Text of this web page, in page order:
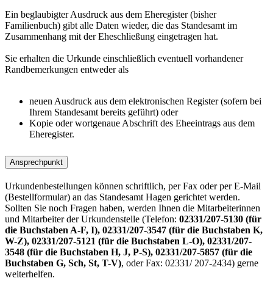
Ein beglaubigter Ausdruck aus dem Eheregister (bisher
Familienbuch) gibt alle Daten wieder, die das Standesamt im
Zusammenhang mit der Eheschließung eingetragen hat.
Sie erhalten die Urkunde einschließlich eventuell vorhandener
Randbemerkungen entweder als
neuen Ausdruck aus dem elektronischen Register (sofern bei
Ihrem Standesamt bereits geführt) oder
Kopie oder wortgenaue Abschrift des Eheeintrags aus dem
Eheregister.
Ansprechpunkt
Urkundenbestellungen können schriftlich, per Fax oder per E-Mail
(Bestellformular) an das Standesamt Hagen gerichtet werden.
Sollten Sie noch Fragen haben, werden Ihnen die Mitarbeiterinnen
und Mitarbeiter der Urkundenstelle (Telefon: 02331/207-5130 (für
die Buchstaben A-F, I), 02331/207-3547 (für die Buchstaben K,
W-Z), 02331/207-5121 (für die Buchstaben L-O), 02331/207-
3548 (für die Buchstaben H, J, P-S), 02331/207-5857 (für die
Buchstaben G, Sch, St, T-V), oder Fax: 02331/ 207-2434) gerne
weiterhelfen.